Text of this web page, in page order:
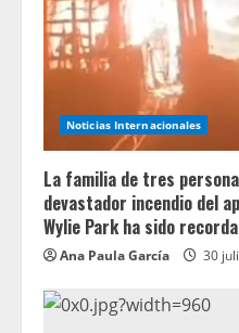
Noticias Internacionales
La familia de tres
devastador incendio del
Wylie Park ha sido
Ana Paula García 30